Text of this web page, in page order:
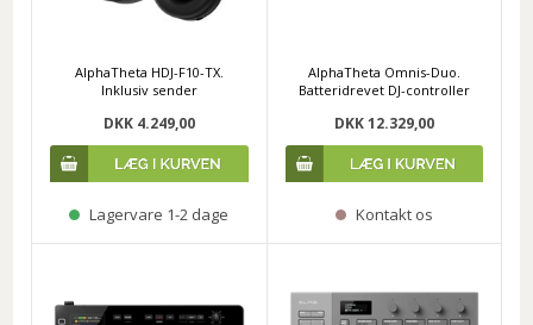
AlphaTheta HDJ-F10-TX.
Inklusiv sender
DKK 4.249,00
Lagervare 1-2 dage
AlphaTheta Omnis-Duo.
Batteridrevet DJ-controller
DKK 12.329,00
Kontakt os